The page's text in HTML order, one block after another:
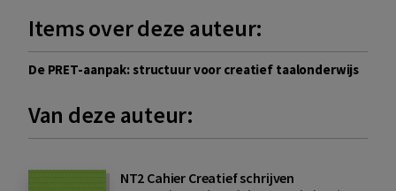
Items over deze auteur:
De PRET-aanpak: structuur voor creatief taalonderwijs
Van deze auteur:
NT2 Cahier Creatief schrijven